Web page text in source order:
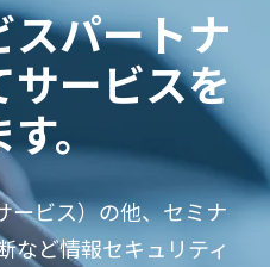
パートナ
サービスを
。
ービス）の他、セミナ
など情報セキュリティ